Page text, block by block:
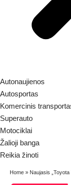
Autonaujienos
Autosportas
Komercinis
Superauto
Motociklai
Žalioji banga
Reikia žinoti
Home » Naujasis „Toyota